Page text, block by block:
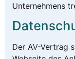
Unternehmens
Der AV-Vertrag